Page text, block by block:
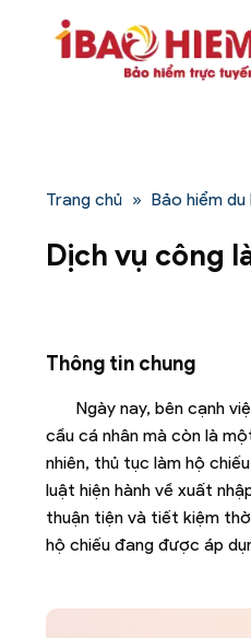
Trang chủ » Bảo hiểm du
Dịch vụ công
Thông tin chung
Ngày nay, bên cạnh
cầu cá nhân mà còn là
nhiên, thủ tục làm hộ
luật hiện hành về xuất
thuận tiện và tiết kiệm
hộ chiếu đang được áp